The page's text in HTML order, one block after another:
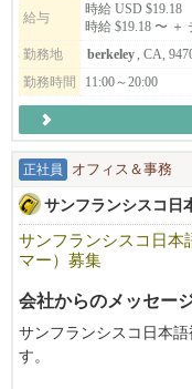
*応募の際は、必ず履歴
語/英語どちらでもOKで
ご応募いただいた内容
のみ、5日以内に弊社よ
見送らせていただいた
【赴任までのプロセス】
1.履歴書送付（書類審査
2.Zoom及び対面での面接
3.採用決定
4.ビザ資料集め
給与
時給 USD $19.18
時給 $19.18 〜 ＋
勤務地
berkeley, CA,
勤務時間
11:00～20:00
正社員 オフィス＆事務
サンフランシスコ日
サンフランシスコ日
マー）募集
会社からのメッセー
サンフランシスコ日本
す。